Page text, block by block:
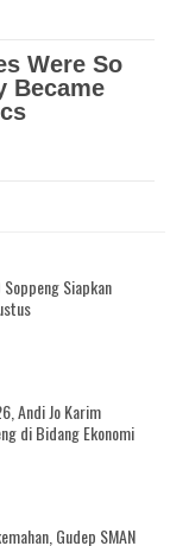
Soppeng Siapkan
Andi Jo Karim
di Bidang Ekonomi
Gudep SMAN